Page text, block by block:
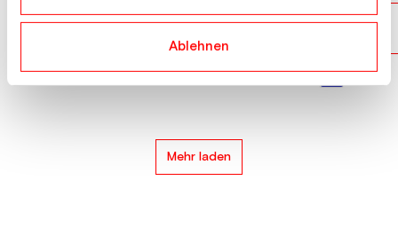
Ablehnen
19 MACUH ALMA SLO
DRAGICEVIC Zoe
Mehr laden